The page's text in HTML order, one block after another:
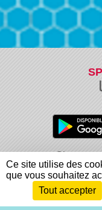
Charte
Informations
Envie de participer ?
Ce site utilise des
que vous souhaitez
Tout accepter